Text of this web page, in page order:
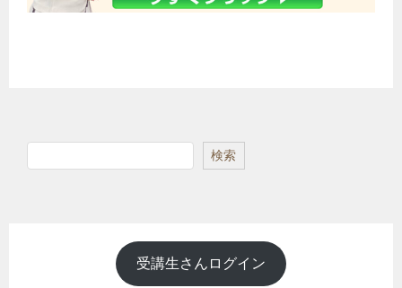
検索
受講生さんログイン